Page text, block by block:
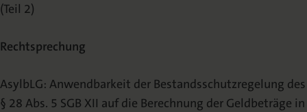
(Teil 2)
Rechtsprechung
AsylbLG: Anwendbarkeit der Bestandsschutzregelung des
§ 28 Abs. 5 SGB XII auf die Berechnung der Geldbeträge in